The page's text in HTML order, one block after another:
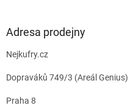
Adresa prodejny
Nejkufry.cz
Dopraváků 749/3 (Areál Genius)
Praha 8